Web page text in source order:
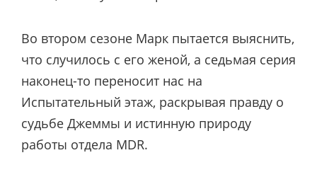
Во втором сезоне Марк пытается выяснить,
что случилось с его женой, а седьмая серия
наконец-то переносит нас на
Испытательный этаж, раскрывая правду о
судьбе Джеммы и истинную природу
работы отдела MDR.